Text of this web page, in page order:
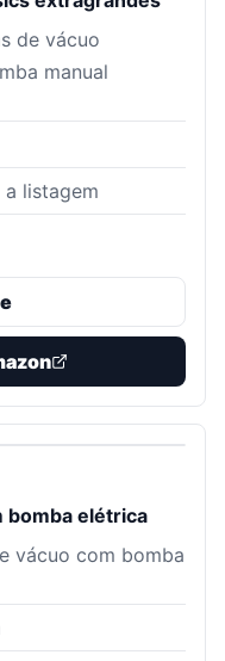
de vácuo
manual
a listagem
bomba elétrica
vácuo com bomba